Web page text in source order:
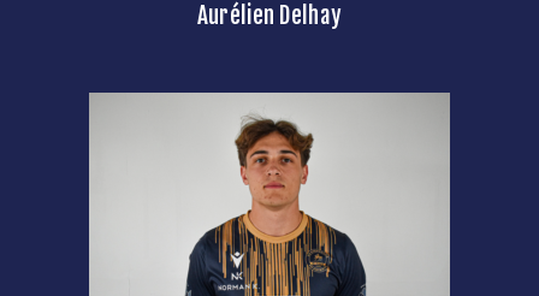
Aurélien Delhay